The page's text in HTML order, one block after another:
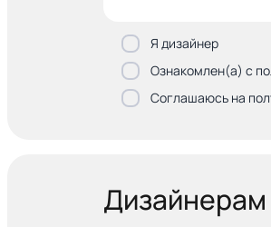
Я дизайнер
Ознакомлен(а) с
Соглашаюсь на
Дизайнерам